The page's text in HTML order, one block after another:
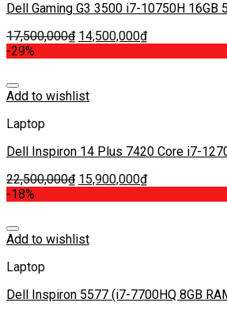
Dell Gaming G3 3500 i7-10750H 16GB
17,500,000₫ 14,500,000₫
-29%
Add to wishlist
Laptop
Dell Inspiron 14 Plus 7420 Core i7-
22,500,000₫ 15,900,000₫
-18%
Add to wishlist
Laptop
Dell Inspiron 5577 (i7-7700HQ 8GB